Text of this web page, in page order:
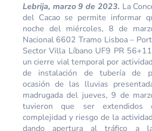
Lebrija, marzo 9 de 2023. La
del Cacao se permite informar
noche del miércoles, 8 de
Nacional 6602 Tramo Lisboa –
Sector Villa Líbano UF9 PR
un cierre vial temporal por
de instalación de tubería de
ocasión de las lluvias
madrugada del jueves, 9 de
tuvieron que ser
complejidad y riesgo de la
dando apertura al tráfico a